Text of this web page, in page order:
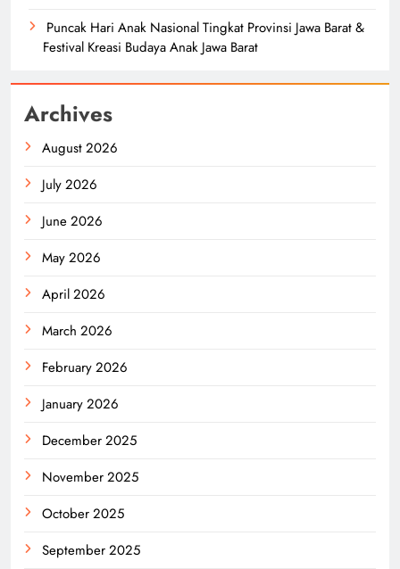
Puncak Hari Anak Nasional Tingkat Provinsi Jawa Barat &
Festival Kreasi Budaya Anak Jawa Barat
Archives
August 2026
July 2026
June 2026
May 2026
April 2026
March 2026
February 2026
January 2026
December 2025
November 2025
October 2025
September 2025